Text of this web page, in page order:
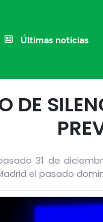
Últimas noticias
DE
31 de
el pasado